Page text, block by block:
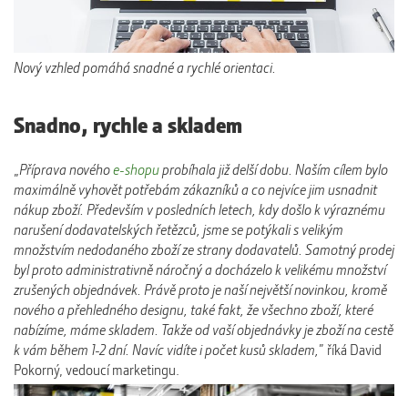
Nový vzhled pomáhá snadné a rychlé orientaci.
Snadno, rychle a skladem
„Příprava novéhoe-shopuprobíhala již delší dobu. Naším cílem bylo
maximálně vyhovět potřebám zákazníků a co nejvíce jim usnadnit
nákup zboží. Především v posledních letech, kdy došlo k výraznému
narušení dodavatelských řetězců, jsme se potýkali s velikým
množstvím nedodaného zboží ze strany dodavatelů. Samotný prodej
byl proto administrativně náročný a docházelo k velikému množství
zrušených objednávek. Právě proto je naší největší novinkou, kromě
nového a přehledného designu, také fakt, že všechno zboží, které
nabízíme, máme skladem. Takže od vaší objednávky je zboží na cestě
k vám během 1-2 dní. Navíc vidíte i počet kusů skladem,” říká David
Pokorný, vedoucí marketingu.